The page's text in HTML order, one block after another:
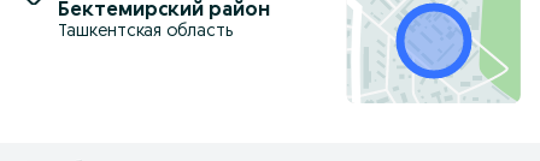
Бектемирский район
Ташкентская область